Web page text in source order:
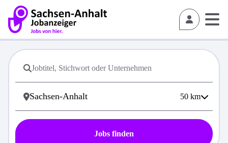
50 km
Jobs finden